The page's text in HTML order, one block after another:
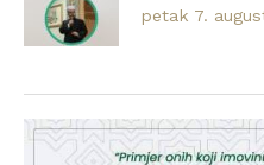
petak 7.